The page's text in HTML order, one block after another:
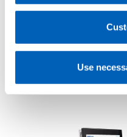
regarding processing of
Gefran - Privacy
Use